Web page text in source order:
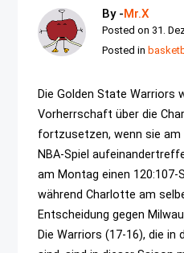
By -Mr.X
Posted on 31.
Posted in
Die Golden State Warriors
Vorherrschaft über die
fortzusetzen, wenn sie
NBA-Spiel
am Montag einen 120:107-
während Charlotte am
Entscheidung gegen
Die Warriors (17-16), die